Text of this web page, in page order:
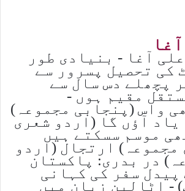
آغا - بنیادی طور
کی تحصیل پسرور سے
پچھلے دس سال سے
مقیم ہوں -
واس (پنجابی مجموعہ)
یاد آؤں گا (اردو شعری
موسم سسکتے ہیں
مجموعہ) ارتجال (اردو
در بدری: پاکستان
پیدل سفر کی کہانی
- اٹالین زبان میں